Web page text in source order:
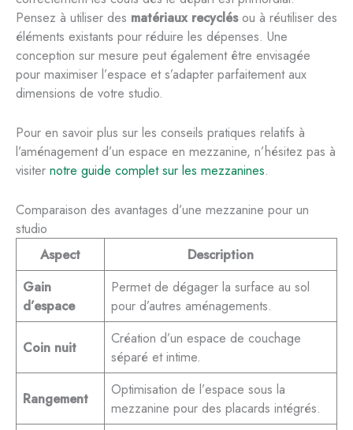
Pensez à utiliser des matériaux recyclésou à réutiliser des
éléments existants pour réduire les dépenses. Une
conception sur mesure peut également être envisagée
pour maximiser l’espace et s’adapter parfaitement aux
dimensions de votre studio.
Pour en savoir plus sur les conseils pratiques relatifs à
l’aménagement d’un espace en mezzanine, n’hésitez pas à
visiter notre guide complet sur les mezzanines.
Comparaison des avantages d’une mezzanine pour un
studio
Aspect
Description
Gain
d’espace
Permet de dégager la surface au sol
pour d’autres aménagements.
Coin nuit
Création d’un espace de couchage
séparé et intime.
Rangement
Optimisation de l’espace sous la
mezzanine pour des placards intégrés.